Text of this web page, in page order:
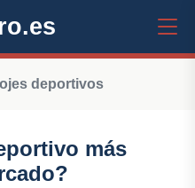
deportivos
más